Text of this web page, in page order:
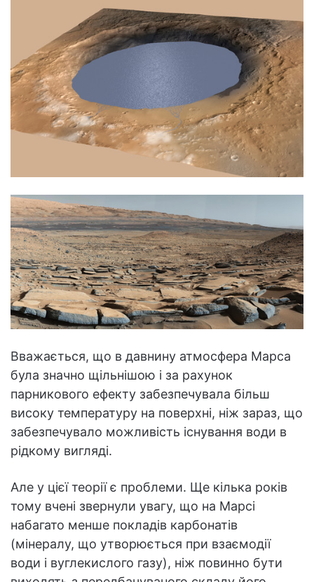
Вважається, що в давнину атмосфера Марса
була значно щільнішою і за рахунок
парникового ефекту забезпечувала більш
високу температуру на поверхні, ніж зараз, що
забезпечувало можливість існування води в
рідкому вигляді.
Але у цієї теорії є проблеми. Ще кілька років
тому вчені звернули увагу, що на Марсі
набагато менше покладів карбонатів
(мінералу, що утворюється при взаємодії
води і вуглекислого газу), ніж повинно бути